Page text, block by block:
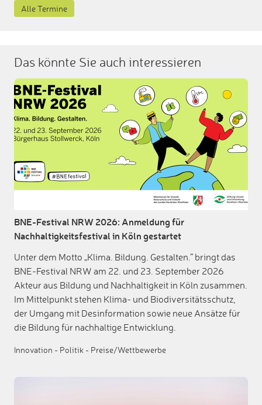
Alle Termine
Das könnte Sie auch interessieren
BNE-Festival NRW 2026: Anmeldung für
Nachhaltigkeitsfestival in Köln gestartet
Unter dem Motto „Klima. Bildung. Gestalten.“ bringt das
BNE-Festival NRW am 22. und 23. September 2026
Akteur aus Bildung und Nachhaltigkeit in Köln zusammen.
Im Mittelpunkt stehen Klima- und Biodiversitätsschutz,
der Umgang mit Desinformation sowie neue Ansätze für
die Bildung für nachhaltige Entwicklung.
Innovation - Politik - Preise/Wettbewerbe